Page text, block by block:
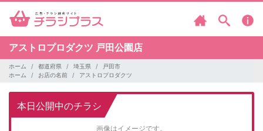
アストロプロダクツ 戸田公園店
ホーム 都道府県 埼玉県
戸田市
ホーム
お店の名前 アストロプロダクツ
本日公開中のチラシ
画像はイメージです。